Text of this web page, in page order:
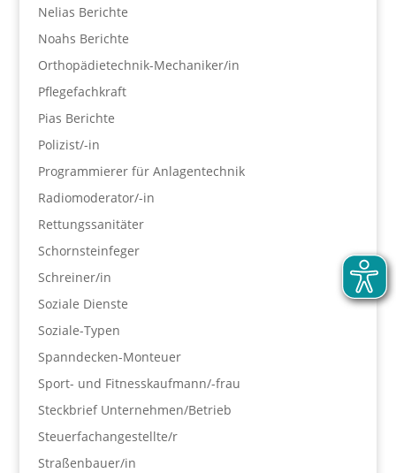
Nelias Berichte
Noahs Berichte
Orthopädietechnik-Mechaniker/in
Pflegefachkraft
Pias Berichte
Polizist/-in
Programmierer für Anlagentechnik
Radiomoderator/-in
Rettungssanitäter
Schornsteinfeger
Schreiner/in
Soziale Dienste
Soziale-Typen
Spanndecken-Monteuer
Sport- und Fitnesskaufmann/-frau
Steckbrief Unternehmen/Betrieb
Steuerfachangestellte/r
Straßenbauer/in